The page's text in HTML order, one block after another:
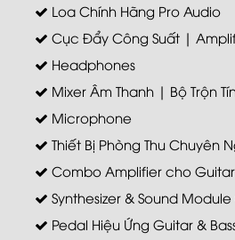
Loa Chính Hãng Pro Audio
Cục Đẩy Công Suất |
Headphones
Mixer Âm Thanh | Bộ Trộn
Microphone
Thiết Bị Phòng Thu Chuyên
Combo Amplifier cho Guitar
Synthesizer & Sound
Pedal Hiệu Ứng Guitar &